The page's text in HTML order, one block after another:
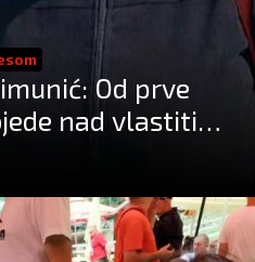
Od prve
nad vlastitim